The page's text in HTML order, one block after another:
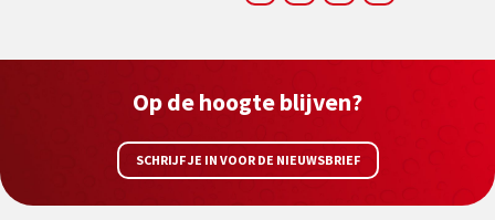
Op de hoogte blijven?
SCHRIJF JE IN VOOR DE NIEUWSBRIEF